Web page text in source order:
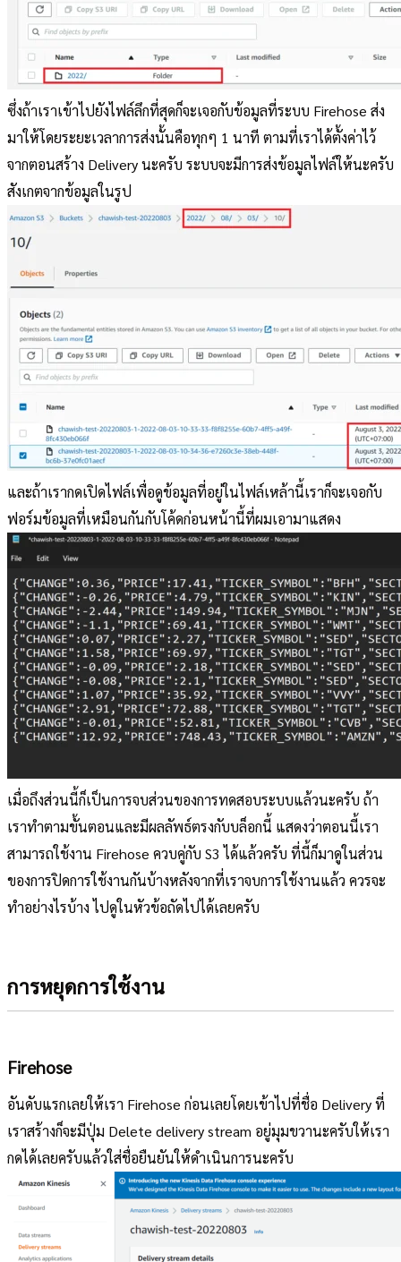
ซึ่งถ้าเราเข้าไปยังไฟล์ลึกที่สุดก็จะเจอกับข้อมูลที่ระบบ Firehose ส่ง
มาให้โดยระยะเวลาการส่งนั้นคือทุกๆ 1 นาที ตามที่เราได้ตั้งค่าไว้
จากตอนสร้าง Delivery นะครับ ระบบจะมีการส่งข้อมูลไฟล์ให้นะครับ
สังเกตจากข้อมูลในรูป
และถ้าเรากดเปิดไฟล์เพื่อดูข้อมูลที่อยู่ในไฟล์เหล้านี้เราก็จะเจอกับ
ฟอร์มข้อมูลที่เหมือนกันกับโค้ดก่อนหน้านี้ที่ผมเอามาแสดง
เมื่อถึงส่วนนี้ก็เป็นการจบส่วนของการทดสอบระบบแล้วนะครับ ถ้า
เราทำตามขั้นตอนและมีผลลัพธ์ตรงกับบล็อกนี้ แสดงว่าตอนนี้เรา
สามารถใช้งาน Firehose ควบคู่กับ S3 ได้แล้วครับ ที่นี้ก็มาดูในส่วน
ของการปิดการใช้งานกันบ้างหลังจากที่เราจบการใช้งานแล้ว ควรจะ
ทำอย่างไรบ้าง ไปดูในหัวข้อถัดไปได้เลยครับ
การหยุดการใช้งาน
Firehose
อันดับแรกเลยให้เรา Firehose ก่อนเลยโดยเข้าไปที่ชื่อ Delivery ที่
เราสร้างก็จะมีปุ่ม Delete delivery stream อยู่มุมขวานะครับให้เรา
กดได้เลยครับแล้วใส่ชื่อยืนยันให้ดำเนินการนะครับ